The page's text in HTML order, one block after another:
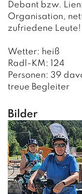
Debant bzw.
Organisation,
zufriedene
Wetter: heiß
Radl-KM: 124
Personen: 39
treue Begleiter
Bilder